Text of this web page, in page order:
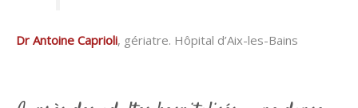
Dr Antoine Caprioli, gériatre. Hôpital d’Aix-les-Bains